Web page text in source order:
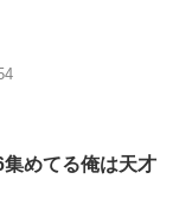
めてる俺は天才